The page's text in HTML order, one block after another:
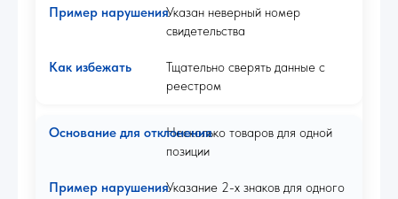
Указан неверный номер
свидетельства
Тщательно сверять данные с
реестром
Несколько товаров для одной
позиции
Указание 2-х знаков для одного